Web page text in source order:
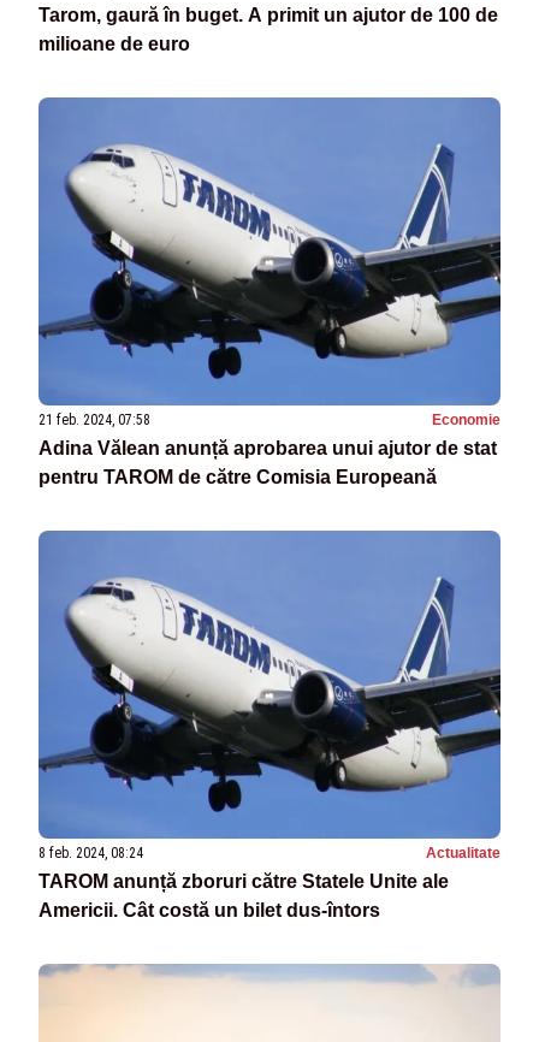
Tarom, gaură în buget. A primit un ajutor de 100 de
milioane de euro
21 feb. 2024, 07:58 Economie
Adina Vălean anunță aprobarea unui ajutor de stat
pentru TAROM de către Comisia Europeană
8 feb. 2024, 08:24 Actualitate
TAROM anunță zboruri către Statele Unite ale
Americii. Cât costă un bilet dus-întors